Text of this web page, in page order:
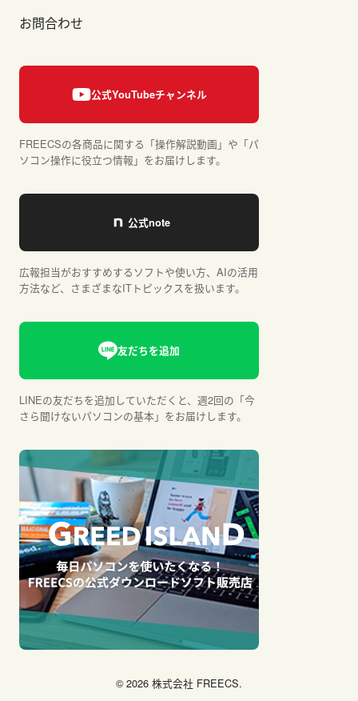
お問合わせ
FREECSの各商品に関する「操作解説動画」や「パ
ソコン操作に役立つ情報」をお届けします。
広報担当がおすすめするソフトや使い方、AIの活用
方法など、さまざまなITトピックスを扱います。
LINEの友だちを追加していただくと、週2回の「今
さら聞けないパソコンの基本」をお届けします。
© 2026 株式会社 FREECS.